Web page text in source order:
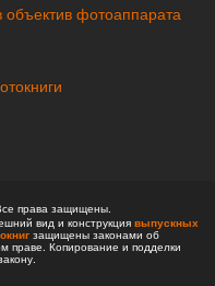
объектив фотоаппарата
права защищены.
вид и конструкция выпускных
защищены законами об
праве. Копирование и подделки